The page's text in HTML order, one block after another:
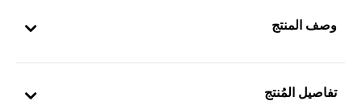
وصف المنتج
تفاصيل المُنتج